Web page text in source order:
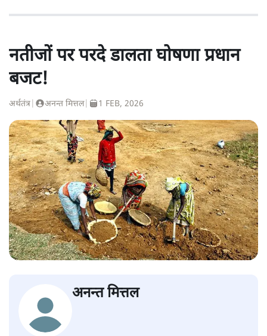
नतीजों पर परदे डालता घोषणा प्रधान
बजट!
अर्थतंत्र अनन्त मित्तल| 1 FEB, 2026
अनन्त मित्तल